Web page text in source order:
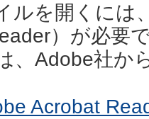
ルを開くには
）が必要
、Adobe社か
Acrobat